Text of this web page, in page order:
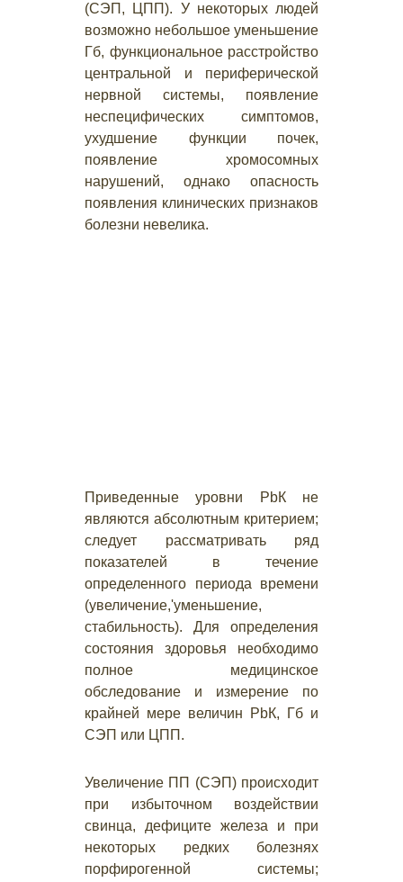
(СЭП, ЦПП). У некоторых людей
возможно небольшое уменьшение
Гб, функциональное расстройство
центральной и периферической
нервной системы, появление
неспецифических симптомов,
ухудшение функции почек,
появление хромосомных
нарушений, однако опасность
появления клинических признаков
болезни невелика.
Приведенные уровни РbК не
являются абсолютным критерием;
следует рассматривать ряд
показателей в течение
определенного периода времени
(увеличение,'уменьшение,
стабильность). Для определения
состояния здоровья необходимо
полное медицинское
обследование и измерение по
крайней мере величин РbК, Гб и
СЭП или ЦПП.
Увеличение ПП (СЭП) происходит
при избыточном воздействии
свинца, дефиците железа и при
некоторых редких болезнях
порфирогенной системы;